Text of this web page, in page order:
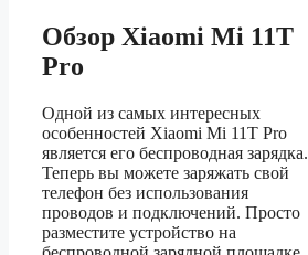
Обзор Xiaomi Mi 11T
Pro
Одной из самых интересных
особенностей Xiaomi Mi 11T Pro
является его беспроводная зарядка.
Теперь вы можете заряжать свой
телефон без использования
проводов и подключений. Просто
разместите устройство на